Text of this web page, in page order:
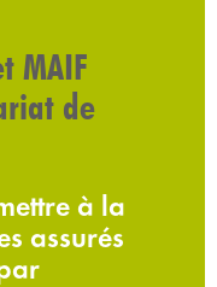
MAIF
de
à la
assurés